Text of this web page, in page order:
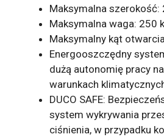
Maksymalna szerokość:
Maksymalna waga: 250
Maksymalny kąt
Energooszczędny
dużą autonomię pracy
warunkach
DUCO SAFE:
system wykrywania
ciśnienia, w przypadku